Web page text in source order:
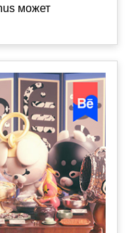
может